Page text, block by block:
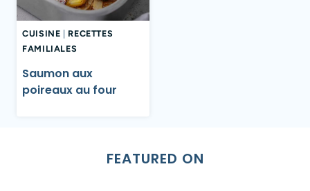
CUISINE
RECETTES
FAMILIALES
Saumon aux
poireaux au four
FEATURED ON